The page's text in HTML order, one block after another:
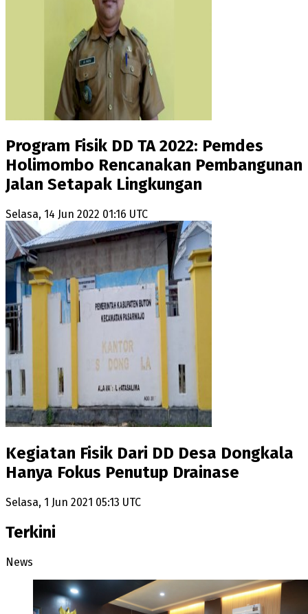
Program Fisik DD TA 2022: Pemdes
Holimombo Rencanakan Pembangunan
Jalan Setapak Lingkungan
Selasa, 14 Jun 2022 01:16 UTC
Kegiatan Fisik Dari DD Desa Dongkala
Hanya Fokus Penutup Drainase
Selasa, 1 Jun 2021 05:13 UTC
Terkini
News